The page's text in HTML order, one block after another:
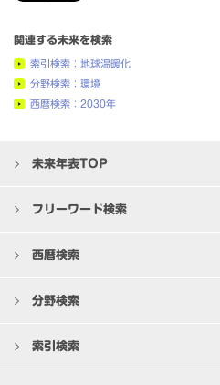
関連する未来を検索
索引検索：地球温暖化
分野検索：環境
西暦検索：2030年
未来年表TOP
フリーワード検索
西暦検索
分野検索
索引検索